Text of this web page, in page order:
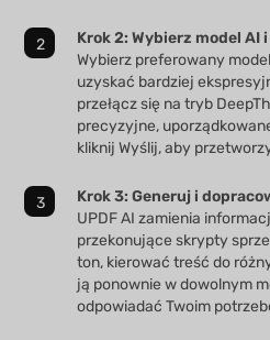
Krok 2: Wybierz model AI
Wybierz preferowany
uzyskać bardziej
przełącz się na tryb
precyzyjne,
kliknij Wyślij, aby
Krok 3: Generuj i
UPDF AI zamienia
przekonujące skrypty
ton, kierować treść do
ją ponownie w dowolnym
odpowiadać Twoim